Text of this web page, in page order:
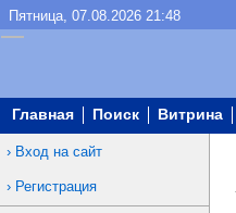
Пятница, 07.08.2026 21:48
Главная Поиск Витрина
Вход на сайт
Регистрация